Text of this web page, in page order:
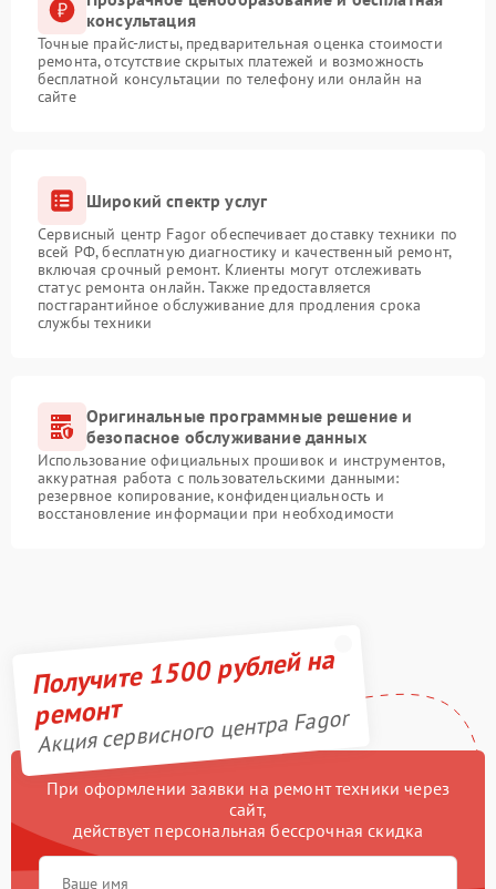
консультация
Точные прайс-листы, предварительная оценка стоимости
ремонта, отсутствие скрытых платежей и возможность
бесплатной консультации по телефону или онлайн на
сайте
Широкий спектр услуг
Сервисный центр Fagor обеспечивает доставку техники по
всей РФ, бесплатную диагностику и качественный ремонт,
включая срочный ремонт. Клиенты могут отслеживать
статус ремонта онлайн. Также предоставляется
постгарантийное обслуживание для продления срока
службы техники
Оригинальные программные решение и
безопасное обслуживание данных
Использование официальных прошивок и инструментов,
аккуратная работа с пользовательскими данными:
резервное копирование, конфиденциальность и
восстановление информации при необходимости
Получите 1500 рублей на
ремонт
Акция сервисного центра Fagor
При оформлении заявки на ремонт техники через
сайт,
действует персональная бессрочная скидка